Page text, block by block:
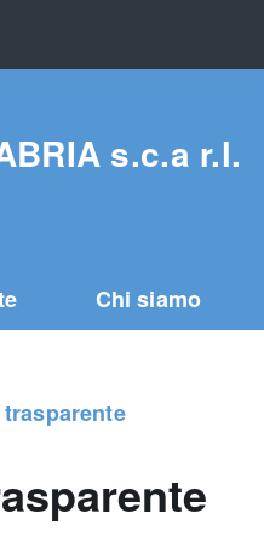
s.c.a r.l.
Chi siamo